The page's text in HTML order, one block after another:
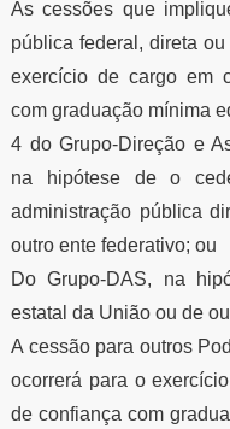
As cessões que
pública federal, direta
exercício de cargo em
com graduação mínima
4 do Grupo-Direção e
na hipótese de o
administração pública
outro ente federativo; ou
Do Grupo-DAS, na
estatal da União ou de
A cessão para outros
ocorrerá para o
de confiança com